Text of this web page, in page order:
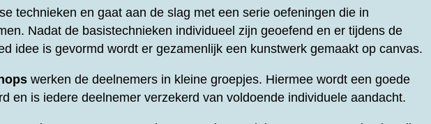
technieken en gaat aan de slag met een serie oefeningen die in
Nadat de basistechnieken individueel zijn geoefend en er tijdens de
idee is gevormd wordt er gezamenlijk een kunstwerk gemaakt op canvas.
werken de deelnemers in kleine groepjes. Hiermee wordt een goede
en is iedere deelnemer verzekerd van voldoende individuele aandacht.